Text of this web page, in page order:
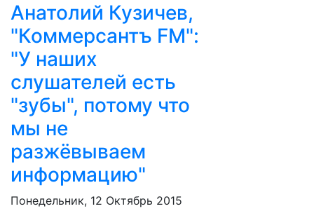
Анатолий Кузичев,
"Коммерсантъ FM":
"У наших
слушателей есть
"зубы", потому что
мы не
разжёвываем
информацию"
Понедельник, 12 Октябрь 2015